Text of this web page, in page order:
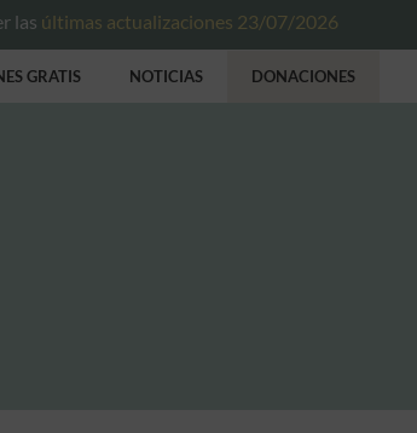
las últimas actualizaciones 23/07/2026
GRATIS NOTICIAS DONACIONES